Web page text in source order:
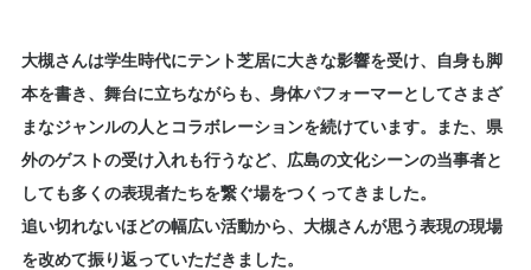
大槻さんは学生時代にテント芝居に大きな影響を受け、自身も脚
本を書き、舞台に立ちながらも、身体パフォーマーとしてさまざ
まなジャンルの人とコラボレーションを続けています。また、県
外のゲストの受け入れも行うなど、広島の文化シーンの当事者と
しても多くの表現者たちを繋ぐ場をつくってきました。
追い切れないほどの幅広い活動から、大槻さんが思う表現の現場
を改めて振り返っていただきました。